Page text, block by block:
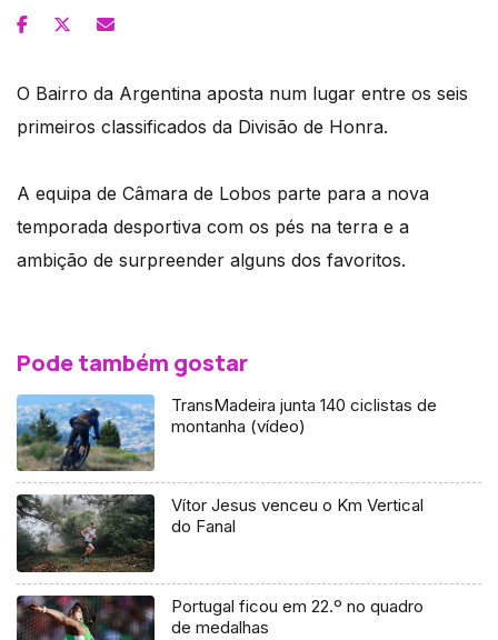
O Bairro da Argentina aposta num lugar entre os seis
primeiros classificados da Divisão de Honra.
A equipa de Câmara de Lobos parte para a nova
temporada desportiva com os pés na terra e a
ambição de surpreender alguns dos favoritos.
Pode também gostar
TransMadeira junta 140 ciclistas de
montanha (vídeo)
Vítor Jesus venceu o Km Vertical
do Fanal
Portugal ficou em 22.º no quadro
de medalhas